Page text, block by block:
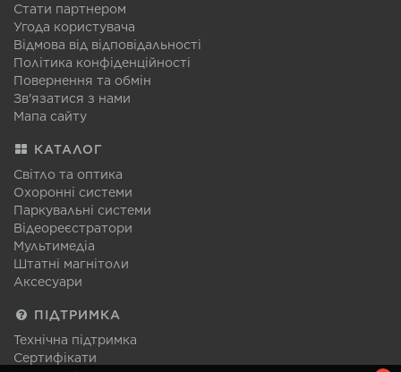
Стати партнером
Угода користувача
Відмова від відповідальності
Політика конфіденційності
Повернення та обмін
Зв'язатися з нами
Мапа сайту
КАТАЛОГ
Світло та оптика
Охоронні системи
Паркувальні системи
Відеореєстратори
Мультимедіа
Штатні магнітоли
Аксесуари
ПІДТРИМКА
Технічна підтримка
Сертифікати